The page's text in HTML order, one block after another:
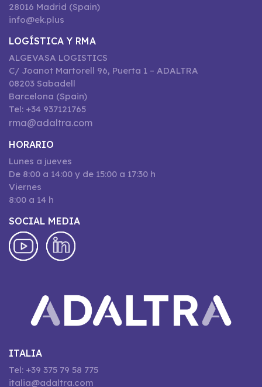
28016 Madrid (Spain)
info@ek.plus
LOGÍSTICA Y RMA
ALGEVASA LOGISTICS
C/ Joanot Martorell 96, Puerta 1 – ADALTRA
08203 Sabadell
Barcelona (Spain)
Tel: +34 937121765
rma@adaltra.com
HORARIO
Lunes a jueves
De 8:00 a 14:00 y de 15:00 a 17:30 h
Viernes
8:00 a 14 h
SOCIAL MEDIA
ITALIA
Tel: +39 375 79 58 775
italia@adaltra.com